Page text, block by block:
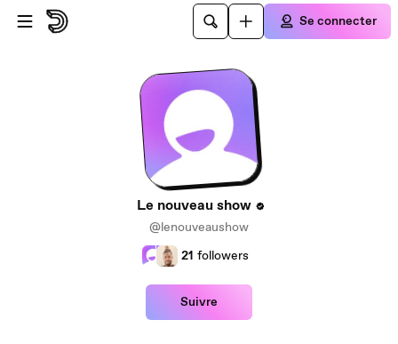
Passer au contenu principal
Se connecter
Le nouveau show
@lenouveaushow
21 followers
Suivre